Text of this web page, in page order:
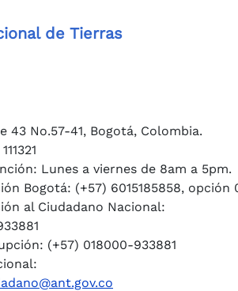
de Tierras
43 No.57-41, Bogotá, Colombia.
Lunes a viernes de 8am a 5pm.
Bogotá: (+57) 6015185858, opción
al Ciudadano Nacional:
(+57) 018000-933881